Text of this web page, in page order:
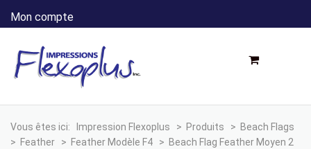
Mon compte
Vous êtes ici: Impression Flexoplus > Produits > Beach Flags
> Feather > Feather Modèle F4 > Beach Flag Feather Moyen 2